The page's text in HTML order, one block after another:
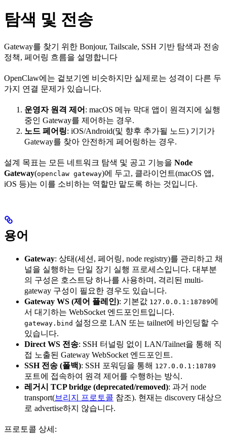
탐색 및 전송
Gateway를 찾기 위한 Bonjour, Tailscale, SSH 기반 탐색과 전송
정책, 페어링 흐름을 설명합니다
OpenClaw에는 겉보기엔 비슷하지만 실제로는 성격이 다른 두
가지 연결 문제가 있습니다.
운영자 원격 제어 : macOS 메뉴 막대 앱이 원격지에 실행
중인 Gateway를 제어하는 경우.
노드 페어링: iOS/Android(및 향후 추가될 노드) 기기가
Gateway를 찾아 안전하게 페어링하는 경우.
설계 목표는 모든 네트워크 탐색 및 공고 기능을 Node
Gateway(openclaw gateway)에 두고, 클라이언트(macOS 앱,
iOS 등)는 이를 소비하는 역할만 맡도록 하는 것입니다.
용어
Gateway: 상태(세션, 페어링, node registry)를 관리하고 채
널을 실행하는 단일 장기 실행 프로세스입니다. 대부분
의 구성은 호스트당 하나를 사용하며, 격리된 multi-
gateway 구성이 필요한 경우도 있습니다.
Gateway WS (제어 플레인): 기본값 127.0.0.1:18789에
서 대기하는 WebSocket 엔드포인트입니다.
gateway.bind 설정으로 LAN 또는 tailnet에 바인딩할 수
있습니다.
Direct WS 전송: SSH 터널링 없이 LAN/Tailnet을 통해 직
접 노출된 Gateway WebSocket 엔드포인트.
SSH 전송 (폴백): SSH 포워딩을 통해 127.0.0.1:18789
포트에 접속하여 원격 제어를 수행하는 방식.
레거시 TCP bridge (deprecated/removed): 과거 node
transport(브리지 프로토콜 참조). 현재는 discovery 대상으
로 advertise하지 않습니다.
프로토콜 상세: